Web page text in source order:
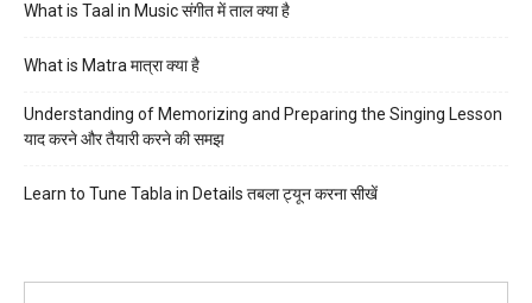
What is Taal in Music संगीत में ताल क्या है
What is Matra मात्रा क्या है
Understanding of Memorizing and Preparing the Singing Lesson
याद करने और तैयारी करने की समझ
Learn to Tune Tabla in Details तबला ट्यून करना सीखें